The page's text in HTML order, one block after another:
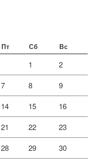
Пт Сб Вс
1 2
7 8 9
14 15 16
21 22 23
28 29 30